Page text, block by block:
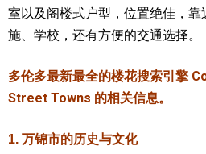
加拿大的福利制度
吃货眼中的加拿大地图
室以及阁楼式户型，位置绝佳，
施、学校，还有方便的交通选择。
多伦多最新最全的楼花搜索引擎
Street Towns 的相关信息。
1. 万锦市的历史与文化